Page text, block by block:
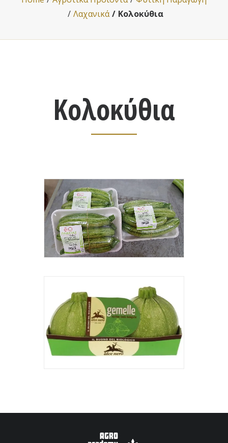
Λαχανικά
Κολοκύθια
Κολοκύθια